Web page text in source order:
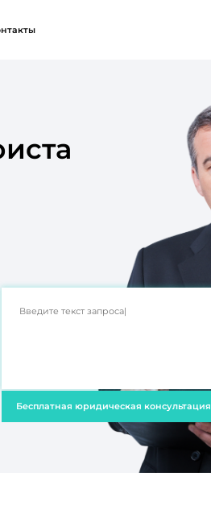
Бесплатная юридическая консультация